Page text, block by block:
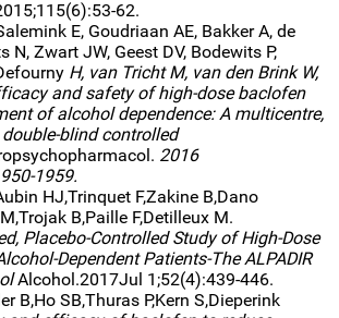
62.
E, Goudriaan AE, Bakker A, de
N, Zwart JW, Geest DV, Bodewits P,
H, van Tricht M, van den Brink W,
and safety of high-dose baclofen
of alcohol dependence: A multicentre,
blind controlled
2016
1959.
HJ,Trinquet F,Zakine B,Dano
B,Paille F,Detilleux M.
Placebo-Controlled Study of High-Dose
Dependent Patients-The ALPADIR
Alcohol.2017Jul 1;52(4):439-446.
B,Ho SB,Thuras P,Kern S,Dieperink